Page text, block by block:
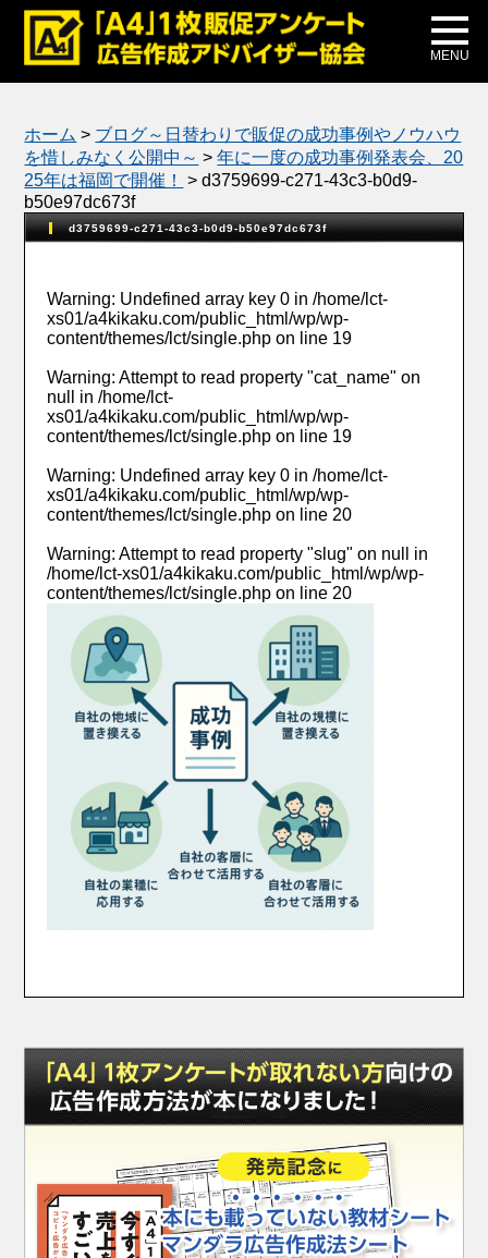
MENU
メディア掲載
公式ブログ
ホーム > ブログ～日替わりで販促の成功事例やノウハウ
を惜しみなく公開中～ >年に一度の成功事例発表会、20
25年は福岡で開催！
>d3759699-c271-43c3-b0d9-
b50e97dc673f
d3759699-c271-43c3-b0d9-b50e97dc673f
Warning: Undefined array key 0 in/home/lct-
xs01/a4kikaku.com/public_html/wp/wp-
content/themes/lct/single.php on line 19
Warning: Attempt to read property "cat_name" on
null in/home/lct-
xs01/a4kikaku.com/public_html/wp/wp-
content/themes/lct/single.php on line 19
Warning: Undefined array key 0 in/home/lct-
xs01/a4kikaku.com/public_html/wp/wp-
content/themes/lct/single.php on line 20
Warning: Attempt to read property "slug" on null in
/home/lct-xs01/a4kikaku.com/public_html/wp/wp-
content/themes/lct/single.php on line 20